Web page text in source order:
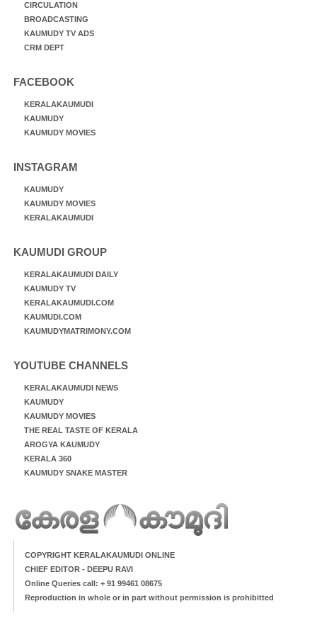
CIRCULATION
BROADCASTING
KAUMUDY TV ADS
CRM DEPT
FACEBOOK
KERALAKAUMUDI
KAUMUDY
KAUMUDY MOVIES
INSTAGRAM
KAUMUDY
KAUMUDY MOVIES
KERALAKAUMUDI
KAUMUDI GROUP
KERALAKAUMUDI DAILY
KAUMUDY TV
KERALAKAUMUDI.COM
KAUMUDI.COM
KAUMUDYMATRIMONY.COM
YOUTUBE CHANNELS
KERALAKAUMUDI NEWS
KAUMUDY
KAUMUDY MOVIES
THE REAL TASTE OF KERALA
AROGYA KAUMUDY
KERALA 360
KAUMUDY SNAKE MASTER
COPYRIGHT KERALAKAUMUDI ONLINE
CHIEF EDITOR - DEEPU RAVI
Online Queries call: + 91 99461 08675
Reproduction in whole or in part without permission is prohibitted